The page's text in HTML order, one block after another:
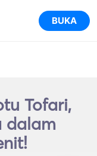
BUKA
Tofari,
dalam